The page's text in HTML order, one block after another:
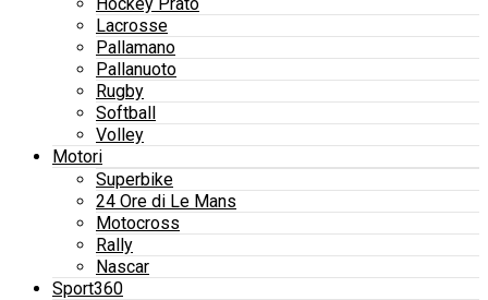
Lacrosse
Pallamano
Pallanuoto
Rugby
Softball
Volley
Motori
Superbike
24 Ore di Le Mans
Motocross
Rally
Nascar
Sport360